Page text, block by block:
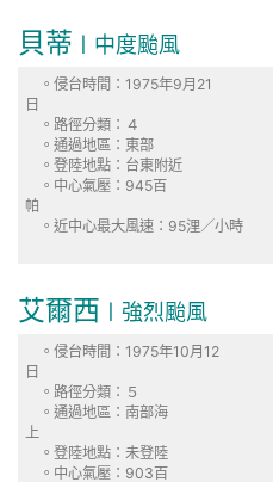
貝蒂 〡中度颱風
。侵台時間：1975年9月21
日
。路徑分類：４
。通過地區：東部
。登陸地點：台東附近
。中心氣壓：945百
帕
。近中心最大風速：95浬／小時
艾爾西 〡強烈颱風
。侵台時間：1975年10月12
日
。路徑分類：５
。通過地區：南部海
上
。登陸地點：未登陸
。中心氣壓：903百